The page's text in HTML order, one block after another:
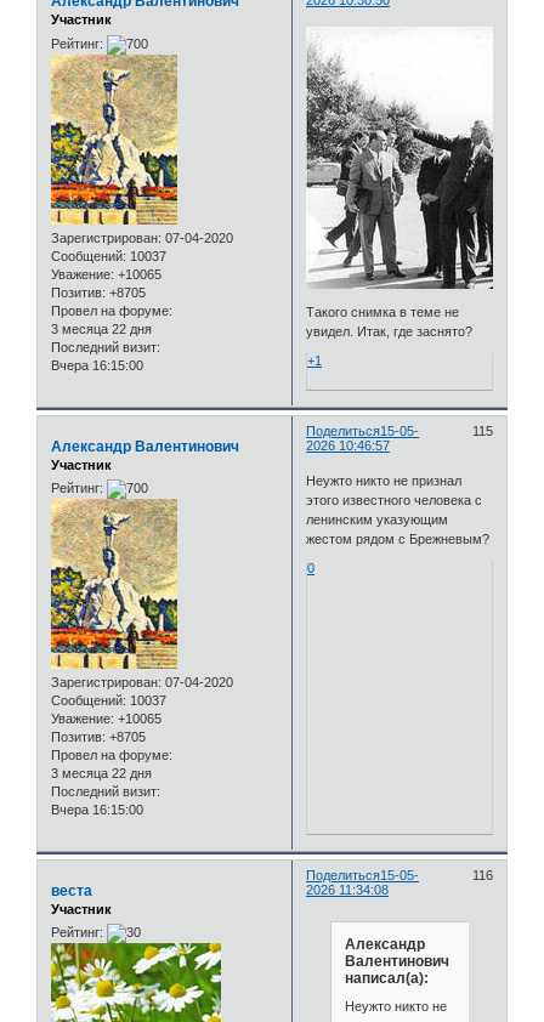
Участник
Рейтинг:
Зарегистрирован: 07-04-2020
Сообщений: 10037
Уважение: +10065
Позитив: +8705
Провел на форуме:
3 месяца 22 дня
Последний визит:
Вчера 16:15:00
Такого снимка в теме не
увидел. Итак, где заснято?
+1
Поделиться 115
15-05-
2026 10:46:57
Александр Валентинович
Участник
Рейтинг:
Зарегистрирован: 07-04-2020
Сообщений: 10037
Уважение: +10065
Позитив: +8705
Провел на форуме:
3 месяца 22 дня
Последний визит:
Вчера 16:15:00
Неужто никто не признал
этого известного человека с
ленинским указующим
жестом рядом с Брежневым?
0
Поделиться 116
15-05-
2026 11:34:08
веста
Участник
Рейтинг:
Александр
Валентинович
написал(а):
Неужто никто не